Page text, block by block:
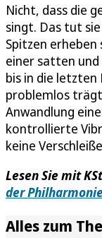
Nicht, dass die
singt. Das tut
Spitzen
einer satten
bis in die letzten
problemlos
Anwandlung
kontrollierte
keine
Lesen Sie mit
der
Alles zum